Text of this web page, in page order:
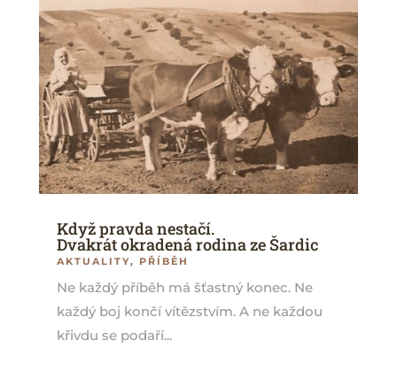
Když pravda nestačí.
Dvakrát okradená rodina ze Šardic
AKTUALITY, PŘÍBĚH
Ne každý příběh má šťastný konec. Ne
každý boj končí vítězstvím. A ne každou
křivdu se podaří...